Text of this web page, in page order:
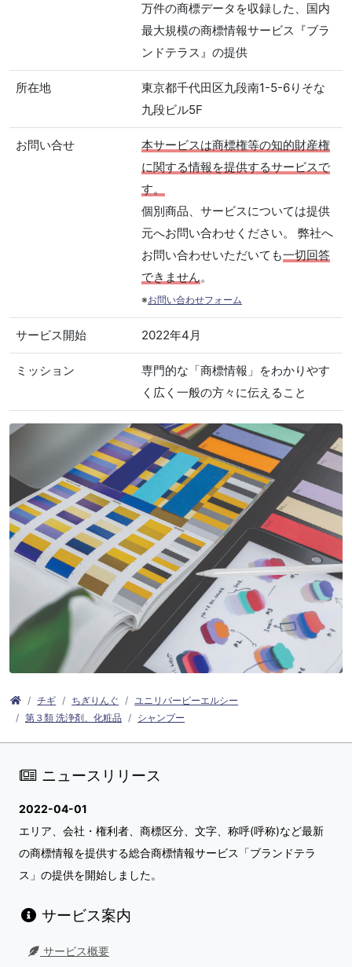
万件の商標データを収録した、国内
最大規模の商標情報サービス『ブラ
ンドテラス』の提供
所在地
東京都千代田区九段南1-5-6りそな
九段ビル5F
お問い合せ
本サービスは商標権等の知的財産権
に関する情報を提供するサービスで
す。
個別商品、サービスについては提供
元へお問い合わせください。 弊社へ
お問い合わせいただいても一切回答
できません。
※お問い合わせフォーム
サービス開始 2022年4月
ミッション
専門的な「商標情報」をわかりやす
く広く一般の方々に伝えること
チギ ちぎりんぐ
ユニリバーピーエルシー
第３類 洗浄剤、化粧品
シャンプー
ニュースリリース
2022-04-01
エリア、会社・権利者、商標区分、文字、称呼(呼称)など最新
の商標情報を提供する総合商標情報サービス「ブランドテラ
ス」の提供を開始しました。
サービス案内
サービス概要